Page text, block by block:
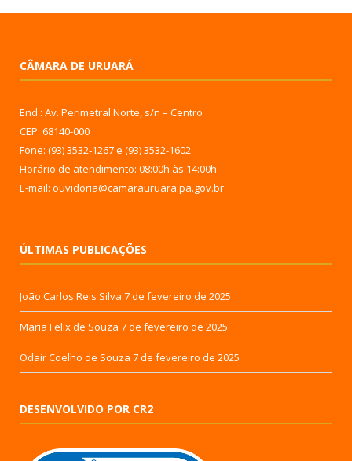
CÂMARA DE URUARÁ
End.: Av. Perimetral Norte, s/n – Centro
CEP: 68140-000
Fone: (93) 3532-1267 e (93) 3532-1602
Horário de atendimento: 08:00h às 14:00h
E-mail: ouvidoria@camarauruara.pa.gov.br
ÚLTIMAS PUBLICAÇÕES
João Carlos Reis Silva 7 de fevereiro de 2025
Maria Felix de Souza 7 de fevereiro de 2025
Odair Coelho de Souza 7 de fevereiro de 2025
DESENVOLVIDO POR CR2